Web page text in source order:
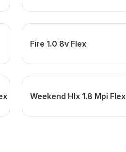
Fire 1.0 8v Flex
Weekend Hlx 1.8 Mpi Flex